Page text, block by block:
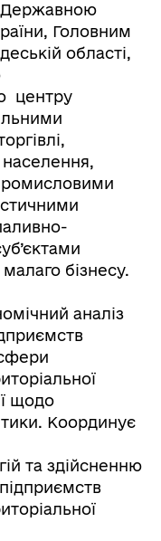
Державною
Головним
області,
центру
населення,
бізнесу.
аналіз
щодо
Координує
та здійсненню